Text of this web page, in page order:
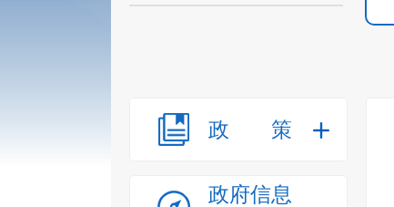
政策
政府信息